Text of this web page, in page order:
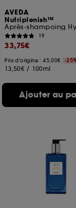
AVEDA
Nutriplenish™
19
33,75€
Prix d'origine : 45,00€ -
13,50€ / 100ml
Ajouter au